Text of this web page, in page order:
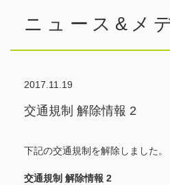
ニュース&メ
2017.11.19
交通規制 解除情報 2
下記の交通規制を解除しました。
交通規制 解除情報 2